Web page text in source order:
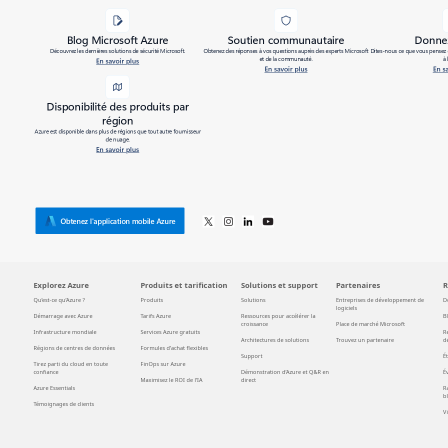
Blog Microsoft Azure
Découvrez les dernières solutions de sécurité Microsoft.
En savoir plus
Soutien communautaire
Obtenez des réponses à vos questions auprès des experts Microsoft
et de la communauté.
En savoir plus
Dites-nous ce que vous
à
En
Disponibilité des produits par
région
Azure est disponible dans plus de régions que tout autre fournisseur
de nuage.
En savoir plus
Obtenez l'application mobile Azure
Explorez Azure
Qu’est-ce qu’Azure ?
Démarrage avec Azure
Infrastructure mondiale
Régions de centres de données
Tirez parti du cloud en toute
confiance
Azure Essentials
Témoignages de clients
Produits et tarification
Produits
Tarifs Azure
Services Azure gratuits
Formules d’achat flexibles
FinOps sur Azure
Maximisez le ROI de l’IA
Solutions et support
Solutions
Ressources pour accélérer la
croissance
Architectures de solutions
Support
Démonstration d’Azure et Q&R en
direct
Partenaires
Entreprises de développement de
logiciels
Place de marché Microsoft
Trouvez un partenaire